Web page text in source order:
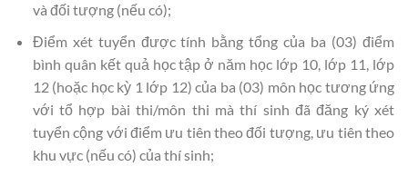
và đối tượng (nếu có);
Điểm xét tuyển được tính bằng tổng của ba (03) điểm
bình quân kết quả học tập ở năm học lớp 10, lớp 11, lớp
12 (hoặc học kỳ 1 lớp 12) của ba (03) môn học tương ứng
với tổ hợp bài thi/môn thi mà thí sinh đã đăng ký xét
tuyển cộng với điểm ưu tiên theo đối tượng, ưu tiên theo
khu vực (nếu có) của thí sinh;